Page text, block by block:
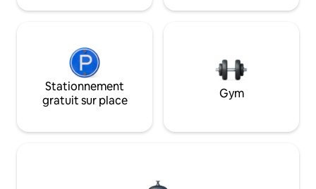
Stationnement
gratuit sur place
Gym